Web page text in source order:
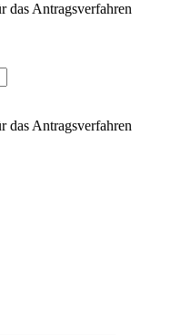
das Antragsverfahren
das Antragsverfahren